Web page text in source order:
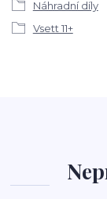
Náhradní díly
Vsett 11+